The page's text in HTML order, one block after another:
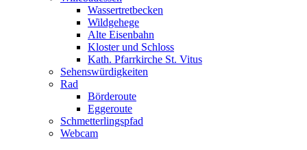
Wassertretbecken
Wildgehege
Alte Eisenbahn
Kloster und Schloss
Kath. Pfarrkirche St. Vitus
Sehenswürdigkeiten
Rad
Börderoute
Eggeroute
Schmetterlingspfad
Webcam